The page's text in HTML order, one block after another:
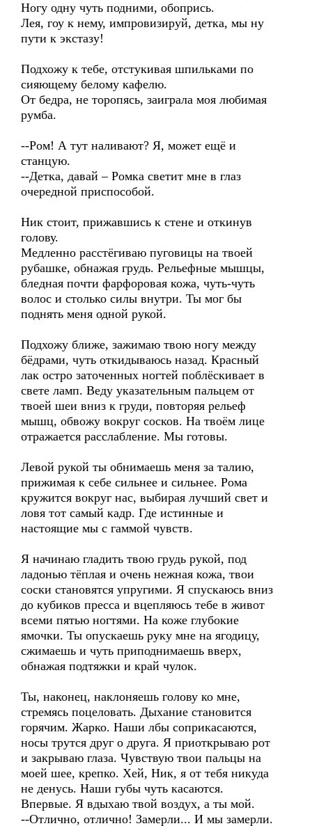
Ногу одну чуть подними, обопрись.
Лея, гоу к нему, импровизируй, детка, мы ну
пути к экстазу!
Подхожу к тебе, отстукивая шпильками по
сияющему белому кафелю.
От бедра, не торопясь, заиграла моя любимая
румба.
--Ром! А тут наливают? Я, может ещё и
станцую.
--Детка, давай – Ромка светит мне в глаз
очередной приспособой.
Ник стоит, прижавшись к стене и откинув
голову.
Медленно расстёгиваю пуговицы на твоей
рубашке, обнажая грудь. Рельефные мышцы,
бледная почти фарфоровая кожа, чуть-чуть
волос и столько силы внутри. Ты мог бы
поднять меня одной рукой.
Подхожу ближе, зажимаю твою ногу между
бёдрами, чуть откидываюсь назад. Красный
лак остро заточенных ногтей поблёскивает в
свете ламп. Веду указательным пальцем от
твоей шеи вниз к груди, повторяя рельеф
мышц, обвожу вокруг сосков. На твоём лице
отражается расслабление. Мы готовы.
Левой рукой ты обнимаешь меня за талию,
прижимая к себе сильнее и сильнее. Рома
кружится вокруг нас, выбирая лучший свет и
ловя тот самый кадр. Где истинные и
настоящие мы с гаммой чувств.
Я начинаю гладить твою грудь рукой, под
ладонью тёплая и очень нежная кожа, твои
соски становятся упругими. Я спускаюсь вниз
до кубиков пресса и вцепляюсь тебе в живот
всеми пятью ногтями. На коже глубокие
ямочки. Ты опускаешь руку мне на ягодицу,
сжимаешь и чуть приподнимаешь вверх,
обнажая подтяжки и край чулок.
Ты, наконец, наклоняешь голову ко мне,
стремясь поцеловать. Дыхание становится
горячим. Жарко. Наши лбы соприкасаются,
носы трутся друг о друга. Я приоткрываю рот
и закрываю глаза. Чувствую твои пальцы на
моей шее, крепко. Хей, Ник, я от тебя никуда
не денусь. Наши губы чуть касаются.
Впервые. Я вдыхаю твой воздух, а ты мой.
--Отлично, отлично! Замерли... И мы замерли.